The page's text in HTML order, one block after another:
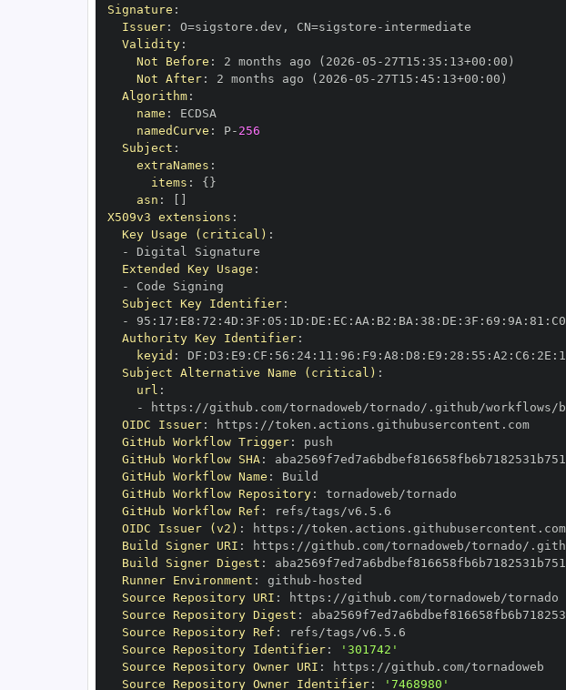
Signature :
Issuer: O=sigstore.dev , CN=sigstore -
Validity:
Not Before : 2 months ago (2026 -05 - 27T15 : 35 : 13+00 :
Not After: 2 months ago (2026 -05 - 27T15 : 45 : 13+00 :
Algorithm:
name :
namedCurve : P- 256
Subject :
extraNames :
items : { }
asn :
X509v3 extensions :
Key Usage (critical) :
-
Extended Key Usage :
-
Subject Key Identifier:
-
95 : 17 : E8 : 72 : 4D : 3F : 05 : 1D : DE : EC : AA : B2 : BA : 38 : DE : 3F : 69 : 9A : 81 :
Authority Key Identifier:
keyid : DF : D3 : E9 : CF : 56 : 24: 11 : 96 : F9 : A8 : D8 : E9 : 28 : 55 : A2 : C6 : 2E :
Subject Alternative Name (critical) :
url :
-
https :
OIDC Issuer: https :
//token.actions.githubusercontent.com
GitHub Workflow Trigger:
GitHub Workflow SHA:
GitHub Workflow Name :
GitHub Workflow Repository:
GitHub Workflow Ref :
OIDC Issuer (v2) : https :
//token.actions.githubusercontent.com
Build Signer URI : https :
Build Signer Digest :
Runner Environment : github -
Source Repository URI : https :
Source Repository Digest :
Source Repository Ref :
Source Repository Identifier:
'301742'
Source Repository Owner URI : https :
Source Repository Owner Identifier: '7468980'